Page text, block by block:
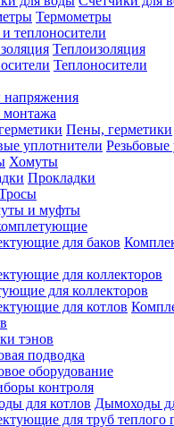
Термометры
теплоносители
Теплоизоляция
Теплоносители
напряжения
Пены, герметики
Резьбовые
Хомуты
Прокладки
и муфты
для коллекторов
тэнов
подводка
оборудование
контроля
Дымоходы